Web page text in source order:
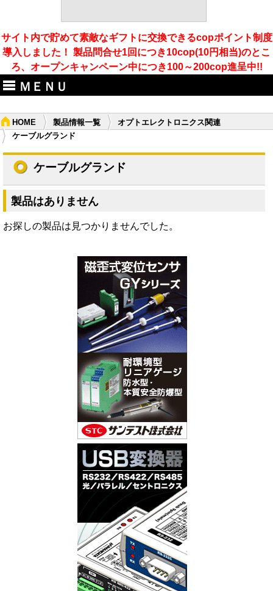
サイト内で貯めて素敵なギフトに交換できるcopポイント制度
導入しました！ 製品問合せ1回につき10cop(10円相当)のとこ
ろ、オープンキャンペーン中につき100～200cop進呈中!!
ＭＥＮＵ
HOME 製品情報一覧
オプトエレクトロニクス関連
ケーブルグランド
ケーブルグランド
製品はありません
お探しの製品は見つかりませんでした。